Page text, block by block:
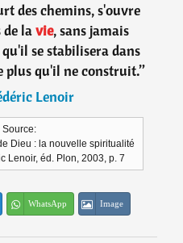
des chemins, s'ouvre
lavie, sans jamais
se stabilisera dans
plus qu'il ne construit.”
Lenoir
Source:
Dieu : la nouvelle spiritualité
Lenoir, éd. Plon, 2003, p. 7
WhatsApp Image